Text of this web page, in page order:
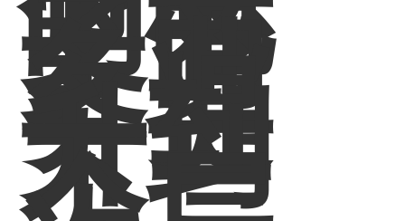
子商
务业
务提
升到
下一